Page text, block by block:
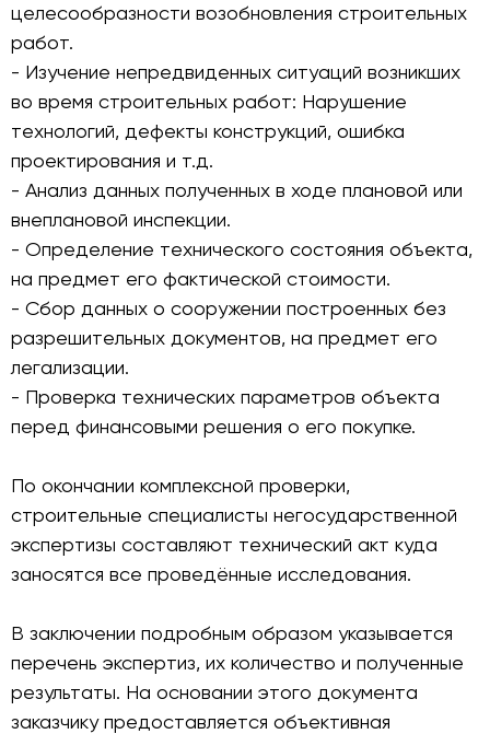
целесообразности возобновления строительных
работ.
- Изучение непредвиденных ситуаций возникших
во время строительных работ: Нарушение
технологий, дефекты конструкций, ошибка
проектирования и т.д.
- Анализ данных полученных в ходе плановой или
внеплановой инспекции.
- Определение технического состояния объекта,
на предмет его фактической стоимости.
- Сбор данных о сооружении построенных без
разрешительных документов, на предмет его
легализации.
- Проверка технических параметров объекта
перед финансовыми решения о его покупке.
По окончании комплексной проверки,
строительные специалисты негосударственной
экспертизы составляют технический акт куда
заносятся все проведённые исследования.
В заключении подробным образом указывается
перечень экспертиз, их количество и полученные
результаты. На основании этого документа
заказчику предоставляется объективная